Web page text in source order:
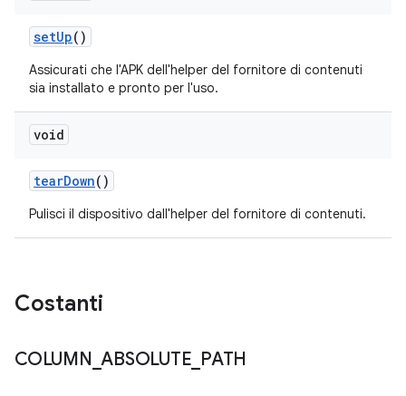
setUp()
Assicurati che l'APK dell'helper del fornitore di contenuti
sia installato e pronto per l'uso.
void
tearDown()
Pulisci il dispositivo dall'helper del fornitore di contenuti.
Costanti
COLUMN _ABSOLUTE PATH